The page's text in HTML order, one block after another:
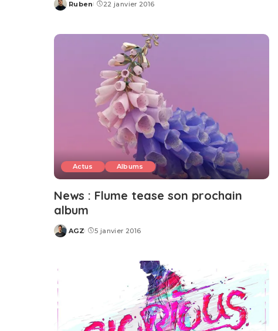
Posted
Ruben 22 janvier 2016
Actus Albums
News : Flume tease son prochain
album
Posted
AGZ 5 janvier 2016